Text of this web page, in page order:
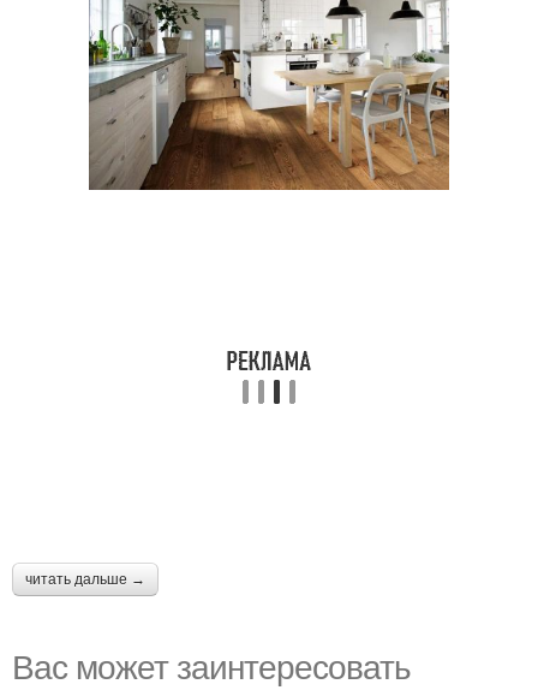
читать дальше →
Вас может заинтересовать